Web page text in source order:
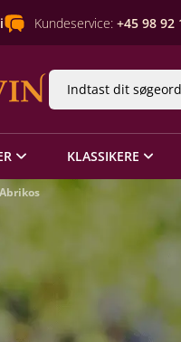
Kundeservice: +45 98 92
KLASSIKERE
Abrikos